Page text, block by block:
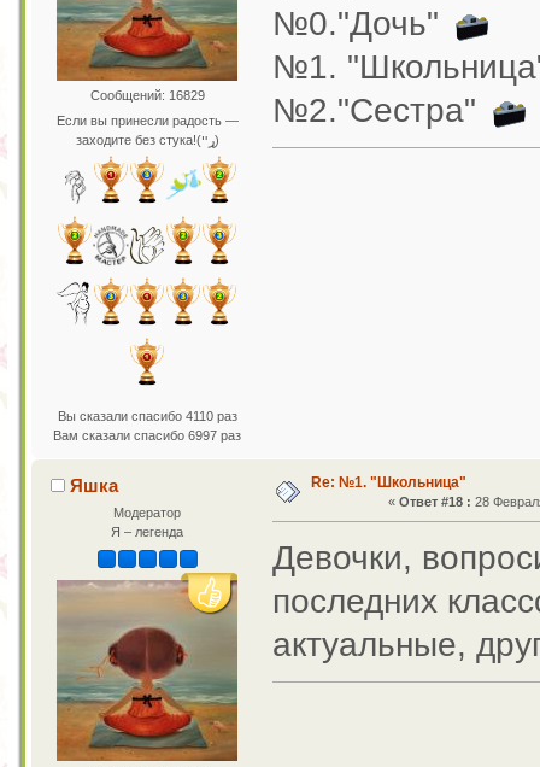
Сообщений: 16829
Если вы принесли радость —
заходите без стука!(ړײ)
Вы сказали спасибо 4110 раз
Вам сказали спасибо 6997 раз
№0."Дочь"
№1.
№2."Сестра"
Яшка
Модератор
Я – легенда
Re: №1. "Школьница"
« Ответ #18 : 28
Девочки,
последних
актуальные,